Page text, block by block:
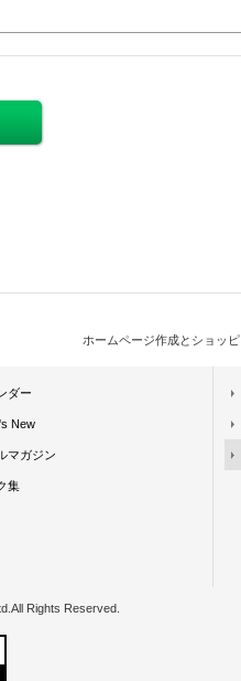
ホームページ作成とショッ
ダー
New
マガジン
集
Rights Reserved.